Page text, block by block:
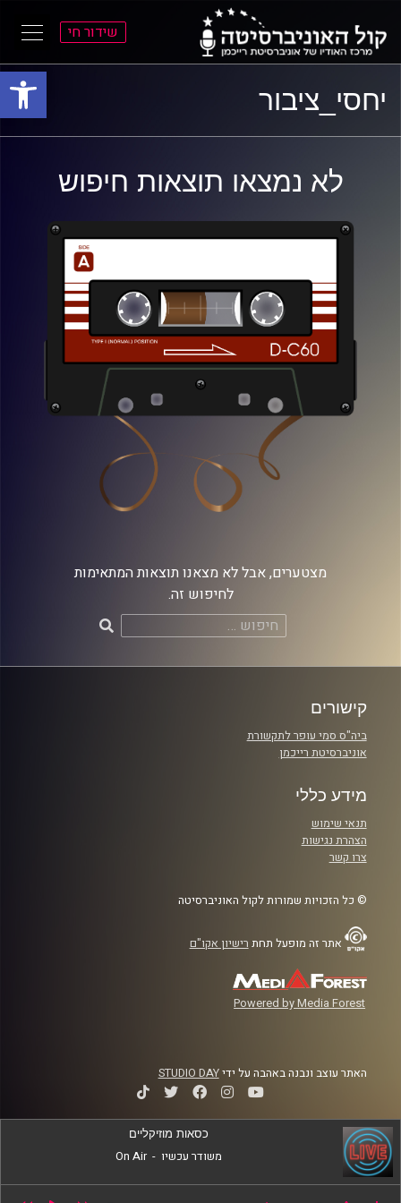
פתח
התפריט
הראשי
התוכן
הראשי
שידור חי
יחסי_ציבור
לא נמצאו תוצאות חיפוש
מצטערים, אבל לא מצאנו תוצאות המתאימות
לחיפוש זה.
חיפוש:
קישורים
ביה"ס סמי עופר לתקשורת
אוניברסיטת רייכמן
מידע כללי
תנאי שימוש
הצהרת נגישות
צרו קשר
© כל הזכויות שמורות לקול האוניברסיטה
אתר זה מופעל תחת רישיון אקו"ם
Powered by Media Forest
האתר עוצב ונבנה באהבה על ידיSTUDIO DAY
כסאות מוזיקליים
משודר עכשיו -
On Air